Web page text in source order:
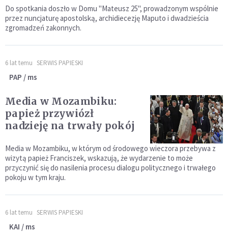
Do spotkania doszło w Domu "Mateusz 25", prowadzonym wspólnie
przez nuncjaturę apostolską, archidiecezję Maputo i dwadzieścia
zgromadzeń zakonnych.
6 lat temu SERWIS PAPIESKI
PAP / ms
Media w Mozambiku:
papież przywiózł
nadzieję na trwały pokój
Media w Mozambiku, w którym od środowego wieczora przebywa z
wizytą papież Franciszek, wskazują, że wydarzenie to może
przyczynić się do nasilenia procesu dialogu politycznego i trwałego
pokoju w tym kraju.
6 lat temu SERWIS PAPIESKI
KAI / ms